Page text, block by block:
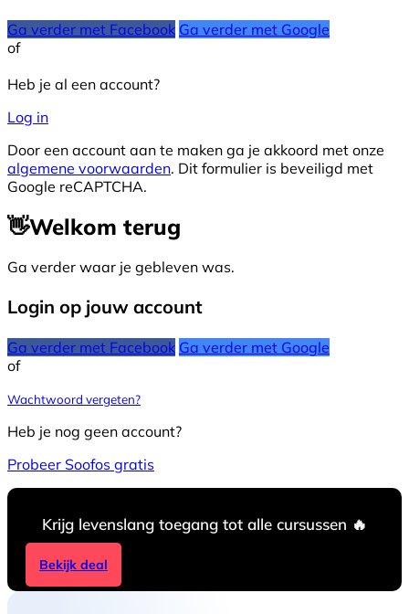
Ga verder met Facebook Ga verder met Google
of
Heb je al een account?
Log in
Door een account aan te maken ga je akkoord met onze
algemene voorwaarden. Dit formulier is beveiligd met
Google reCAPTCHA.
👋Welkom terug
Ga verder waar je gebleven was.
Login op jouw account
Ga verder met Facebook Ga verder met Google
of
Wachtwoord vergeten?
Heb je nog geen account?
Probeer Soofos gratis
Krijg levenslang toegang tot alle cursussen 🔥
Bekijk deal